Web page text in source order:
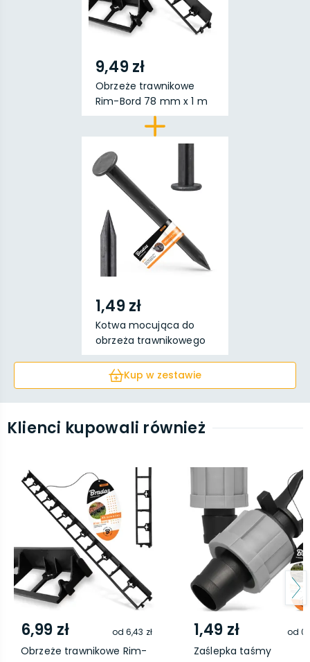
9,49 zł
Obrzeże trawnikowe
Rim-Bord 78 mm x 1 m
1,49 zł
Kotwa mocująca do
obrzeża trawnikowego
1...
Kup w zestawie
Klienci kupowali również
6,99 zł od6,43 zł
Obrzeże trawnikowe Rim-
1,49 zł od
Zaślepka taśmy